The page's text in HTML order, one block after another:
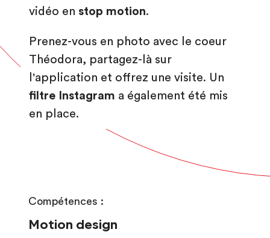
vidéo en stop motion.
Prenez-vous en photo avec le coeur
Théodora, partagez-là sur
l'application et offrez une visite. Un
filtre Instagram a également été mis
en place.
Compétences :
Motion design